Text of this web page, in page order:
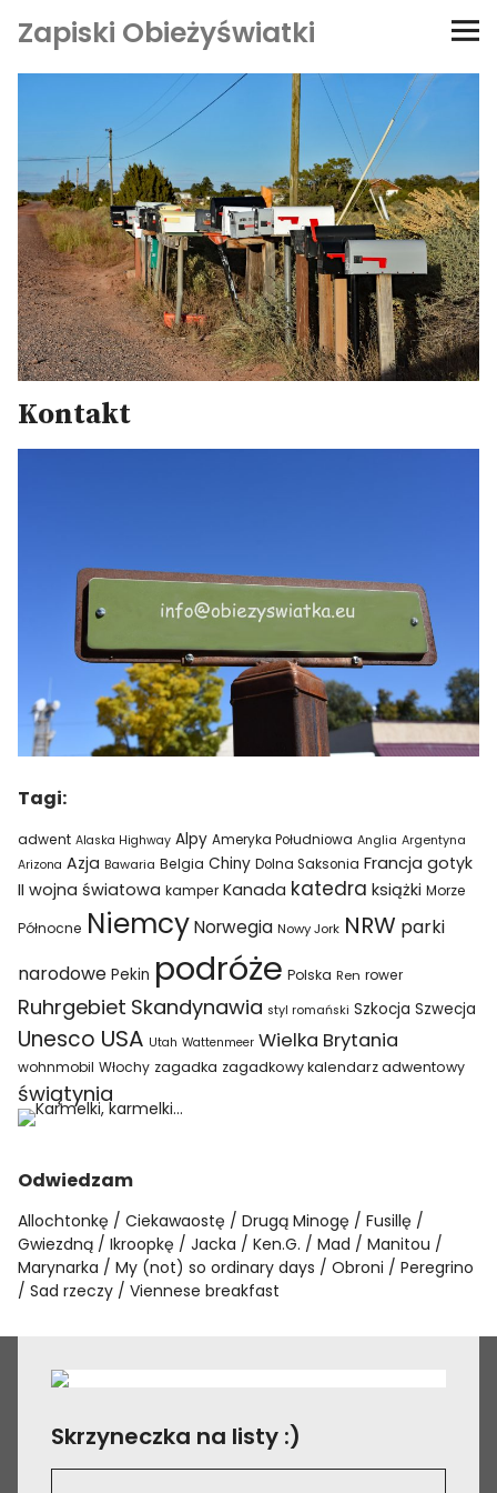
Zapiski Obieżyświatki
Kultura i sztuka
Kątem oka
O-fiszki
Niezwyczajne ściany
Kontakt
Tagi:
adwent Alaska Highway Alpy Ameryka Południowa Anglia Argentyna
Arizona Azja Bawaria Belgia Chiny Dolna Saksonia Francja gotyk
II wojna światowa kamper Kanada katedra książki Morze
Północne Niemcy Norwegia Nowy Jork NRW parki
narodowe Pekin podróże Polska Ren rower
Ruhrgebiet Skandynawia styl romański Szkocja Szwecja
Unesco USA Utah Wattenmeer Wielka Brytania
wohnmobil Włochy zagadka zagadkowy kalendarz adwentowy
świątynia
Odwiedzam
Allochtonkę Ciekawaostę Drugą Minogę
Fusillę
Gwiezdną
Ikroopkę Jacka Ken.G. Mad
Manitou
Marynarka
My (not) so ordinary days Obroni
Peregrino
Sad rzeczy
Viennese breakfast
Skrzyneczka na listy :)